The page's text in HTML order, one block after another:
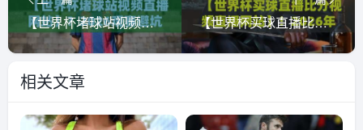
【世界杯堵球站视频直播网站】？2026观赛避坑指南来了！ 【世界杯买球直播比分视频直播网站】！2026年观赛指南：如何找到最靠谱的渠道？
相关文章